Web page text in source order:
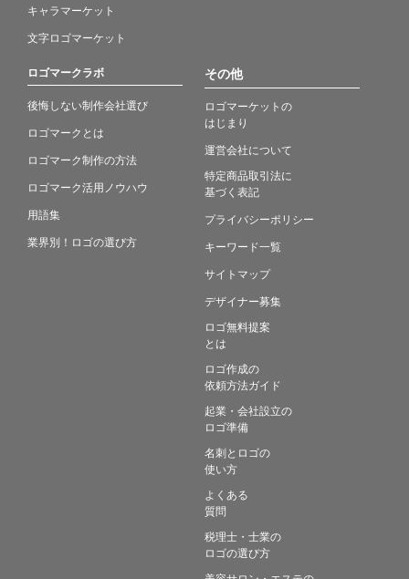
キャラマーケット
文字ロゴマーケット
ロゴマークラボ
後悔しない制作会社選び
ロゴマークとは
ロゴマーク制作の方法
ロゴマーク活用ノウハウ
用語集
業界別！ロゴの選び方
その他
ロゴマーケットの
はじまり
運営会社について
特定商品取引法に
基づく表記
プライバシーポリシー
キーワード一覧
サイトマップ
デザイナー募集
ロゴ無料提案
とは
ロゴ作成の
依頼方法ガイド
起業・会社設立の
ロゴ準備
名刺とロゴの
使い方
よくある
質問
税理士・士業の
ロゴの選び方